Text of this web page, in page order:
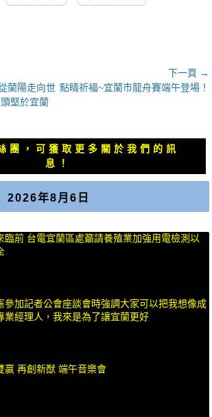
蘭陽走向世
堅於宜蘭
下一頁 →
下
章：
點睛祈福~宜蘭市龍舟賽端午登場！
團，可獲取更多關於我們的訊
息！
2026年8月6日
臨前 台電宜蘭區處籲請養殖業加強用電檢測以
參加記者公會座談會時強調大家可以把我想像成
業經理人，我來是為了讓宜蘭更好
贏 再創新猷 端午音樂會